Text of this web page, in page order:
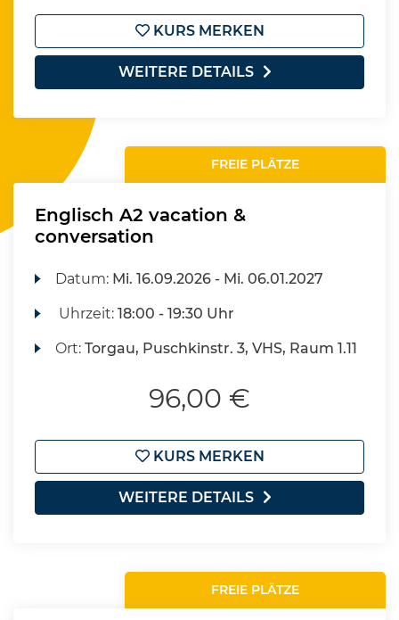
KURS MERKEN
WEITERE DETAILS
FREIE PLÄTZE
Englisch A2 vacation &
conversation
Datum: Mi. 16.09.2026 - Mi. 06.01.2027
Uhrzeit:18:00 - 19:30 Uhr
Ort:Torgau, Puschkinstr. 3, VHS, Raum 1.11
96,00 €
KURS MERKEN
WEITERE DETAILS
FREIE PLÄTZE